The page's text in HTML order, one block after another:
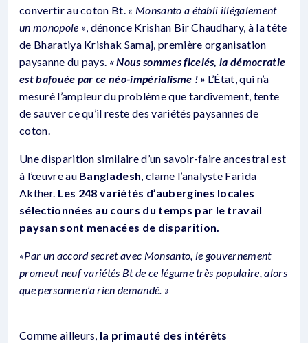
convertir au coton Bt. « Monsanto a établi illégalement
un monopole », dénonce Krishan Bir Chaudhary, à la tête
de Bharatiya Krishak Samaj, première organisation
paysanne du pays. « Nous sommes ficelés, la démocratie
est bafouée par ce néo-impérialisme ! » L’État, qui n’a
mesuré l’ampleur du problème que tardivement, tente
de sauver ce qu’il reste des variétés paysannes de
coton.
Une disparition similaire d’un savoir-faire ancestral est
à l’œuvre au Bangladesh, clame l’analyste Farida
Akther. Les 248 variétés d’aubergines locales
sélectionnées au cours du temps par le travail
paysan sont menacées de disparition.
«Par un accord secret avec Monsanto, le gouvernement
promeut neuf variétés Bt de ce légume très populaire, alors
que personne n’a rien demandé. »
Comme ailleurs, la primauté des intérêts